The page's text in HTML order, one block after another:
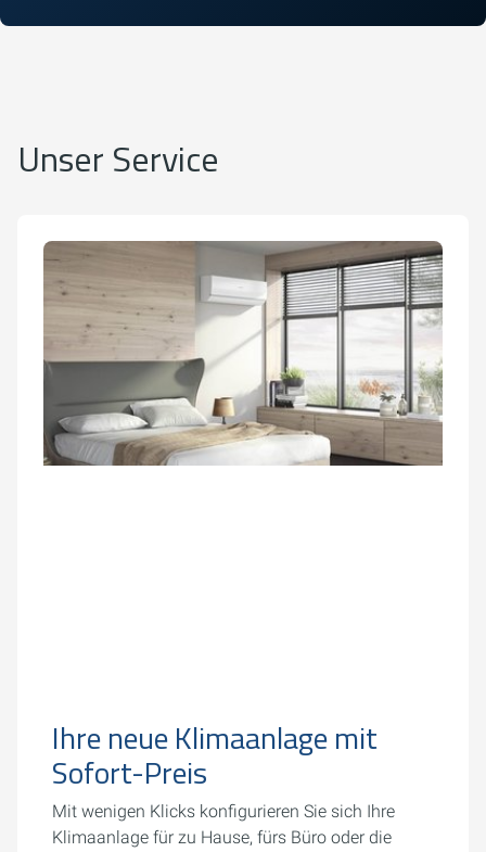
Unser Service
Ihre neue Klimaanlage mit
Sofort-Preis
Mit wenigen Klicks konfigurieren Sie sich Ihre
Klimaanlage für zu Hause, fürs Büro oder die